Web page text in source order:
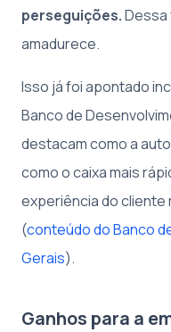
perseguições.Dessa
amadurece.
Isso já foi apontado
Banco de
destacam como a
como o caixa mais
experiência do cliente
(conteúdo do Banco
Gerais).
Ganhos para a